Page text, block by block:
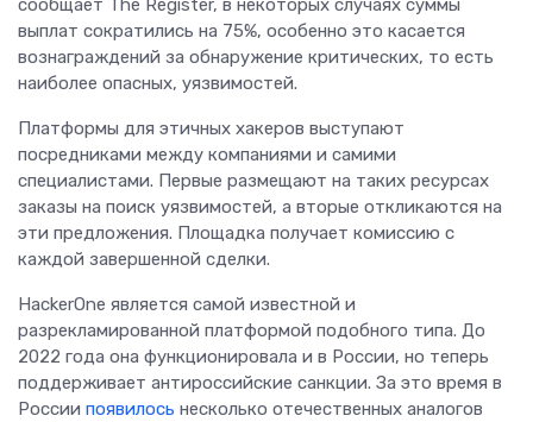
сообщает The Register, в некоторых случаях суммы
выплат сократились на 75%, особенно это касается
вознаграждений за обнаружение критических, то есть
наиболее опасных, уязвимостей.
Платформы для этичных хакеров выступают
посредниками между компаниями и самими
специалистами. Первые размещают на таких ресурсах
заказы на поиск уязвимостей, а вторые откликаются на
эти предложения. Площадка получает комиссию с
каждой завершенной сделки.
HackerOne является самой известной и
разрекламированной платформой подобного типа. До
2022 года она функционировала и в России, но теперь
поддерживает антироссийские санкции. За это время в
России появилось несколько отечественных аналогов